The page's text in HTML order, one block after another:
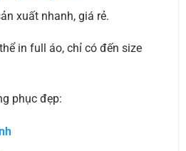
xuất nhanh, giá rẻ.
in full áo, chỉ có đến size
phục đẹp: